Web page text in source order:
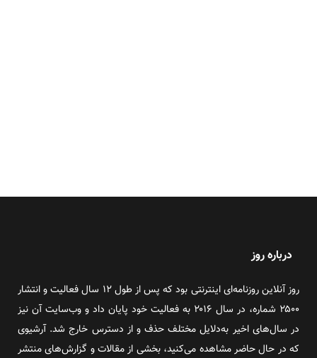
درباره روز
روز آنلاین روزنامه‌ای اینترنتی بود که پس از طول ۱۲ سال فعالیت و انتشار
۲۵۰۰ شماره، در سال ۲۰۱۶ به فعالیت خود پایان داد و وب‌سایت آن نیز
در سال‌های اخیر به‌دلایل مختلف حذف و از دسترس خارج شد. آرشیوی
که در حال حاضر مشاهده می‌کنید، بخشی از مقالات و گزارش‌های منتشر